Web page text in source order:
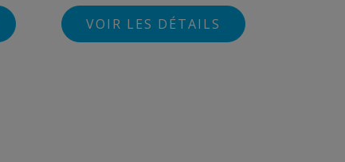
VOIR LES DÉTAILS